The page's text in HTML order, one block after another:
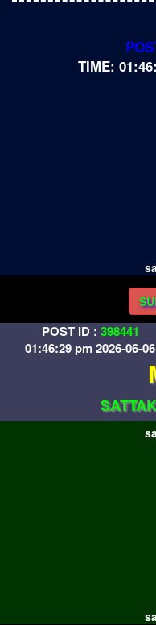
TIME:
POST ID : 398441
01:46:29 pm 2026-06-06